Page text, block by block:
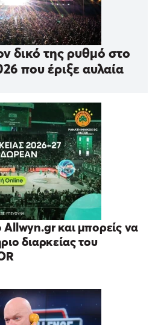
δικό της ρυθμό στο
που έριξε αυλαία
και μπορείς να
διαρκείας του